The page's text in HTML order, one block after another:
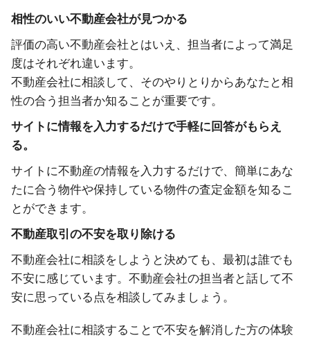
相性のいい不動産会社が見つかる
評価の高い不動産会社とはいえ、担当者によって満足
度はそれぞれ違います。
不動産会社に相談して、そのやりとりからあなたと相
性の合う担当者か知ることが重要です。
サイトに情報を入力するだけで手軽に回答がもらえ
る。
サイトに不動産の情報を入力するだけで、簡単にあな
たに合う物件や保持している物件の査定金額を知るこ
とができます。
不動産取引の不安を取り除ける
不動産会社に相談をしようと決めても、最初は誰でも
不安に感じています。不動産会社の担当者と話して不
安に思っている点を相談してみましょう。
不動産会社に相談することで不安を解消した方の体験